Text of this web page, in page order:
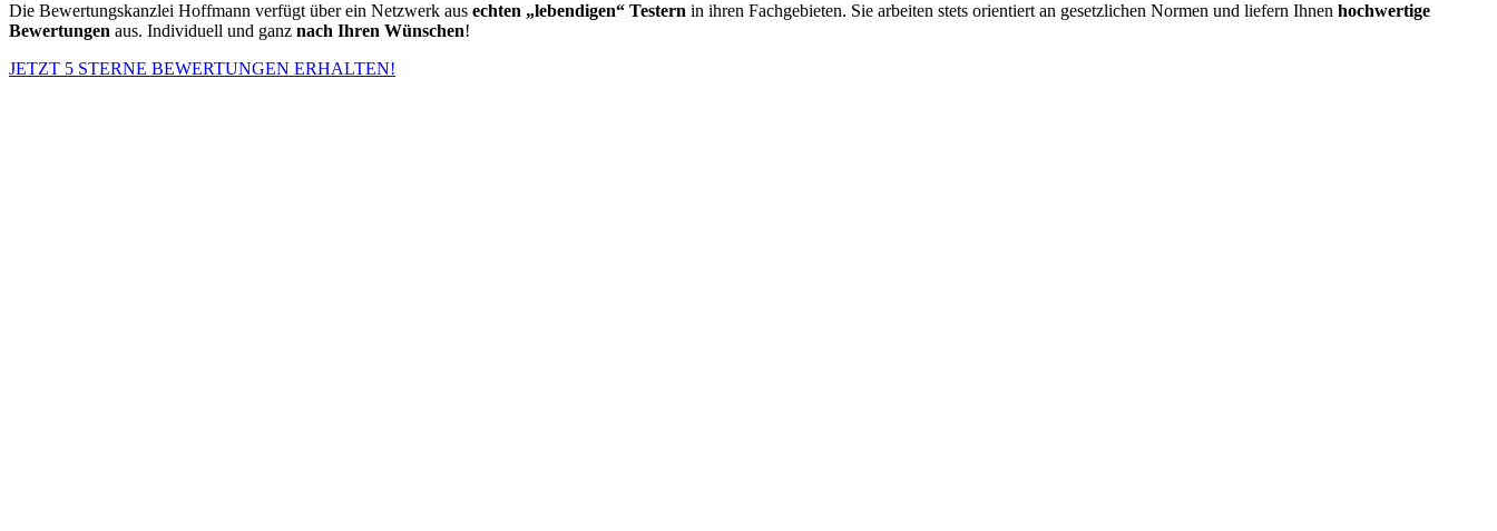
Die Bewertungskanzlei Hoffmann verfügt über ein Netzwerk aus echten „lebendigen“ Testern in ihren Fachgebieten. Sie arbeiten stets orientiert an gesetzlichen Normen und liefern Ihnen hochwertige
Bewertungen aus. Individuell und ganz nach Ihren Wünschen!
JETZT 5 STERNE BEWERTUNGEN ERHALTEN!